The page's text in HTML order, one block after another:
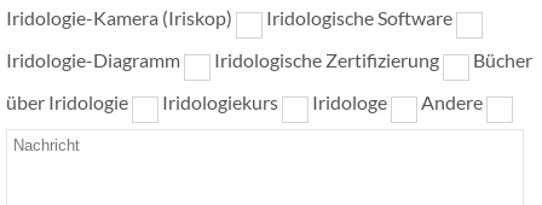
Iridologie-Kamera (Iriskop)
Iridologische Software
Iridologie-Diagramm
Iridologische Zertifizierung
Bücher
über Iridologie
Iridologiekurs Iridologe Andere